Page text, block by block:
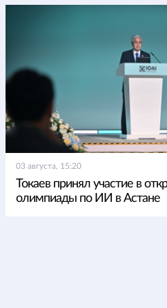
03 августа, 15:20
Токаев принял участие в
олимпиады по ИИ в Астане